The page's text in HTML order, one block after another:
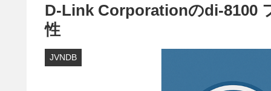
D-Link Corporationのdi-8100
性
JVNDB